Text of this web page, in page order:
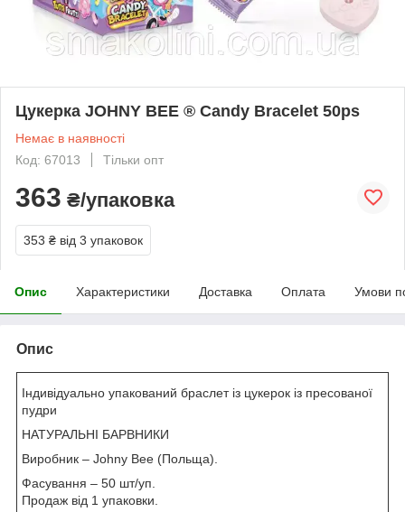
Цукерка JOHNY BEE ® Candy Bracelet 50ps
Немає в наявності
Код: 67013
Тільки опт
363 ₴/упаковка
353 ₴ від 3 упаковок
Опис Характеристики Доставка Оплата Умови
Опис
Індивідуально упакований браслет із цукерок із пресованої
пудри
НАТУРАЛЬНІ БАРВНИКИ
Виробник – Johny Bee (Польща).
Фасування – 50 шт/уп.
Продаж від 1 упаковки.